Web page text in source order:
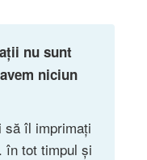
nu sunt
niciun
să îl imprimați
în tot timpul și